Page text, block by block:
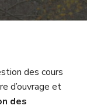
des cours
d’ouvrage et
des